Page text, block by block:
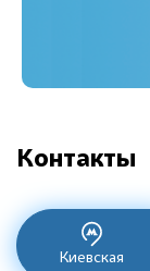
Контакты
Киевская